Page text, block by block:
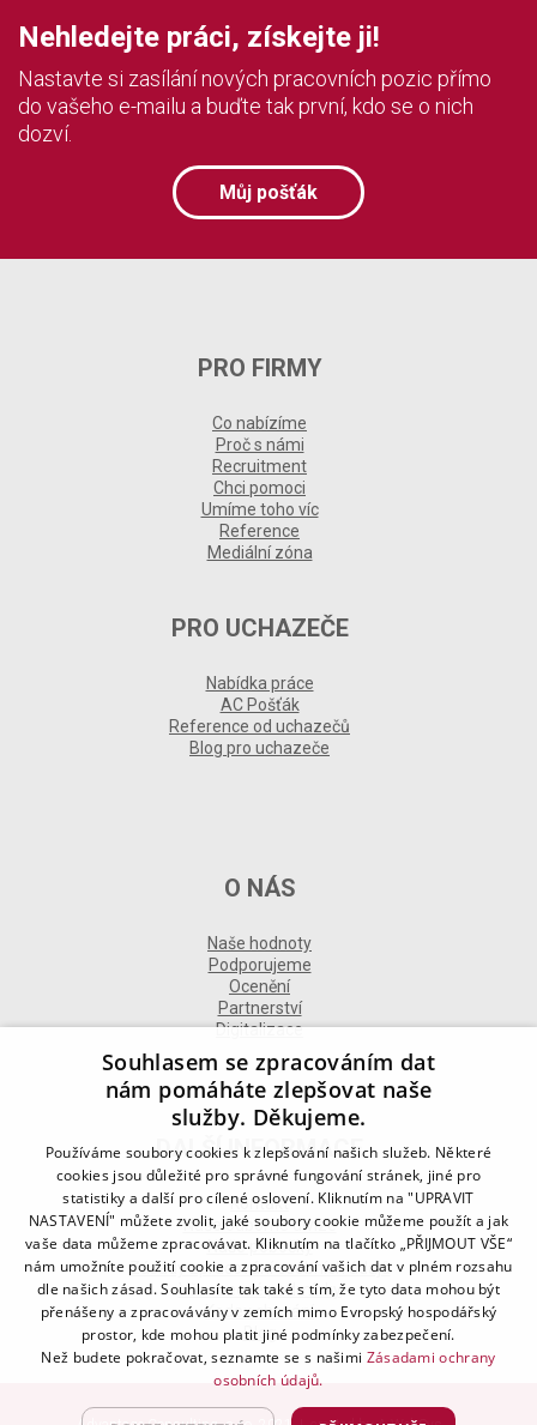
Nehledejte práci, získejte ji!
Nastavte si zasílání nových pracovních pozic přímo
do vašeho e-mailu a buďte tak první, kdo se o nich
dozví.
Můj pošťák
PRO FIRMY
Co nabízíme
Proč s námi
Recruitment
Chci pomoci
Umíme toho víc
Reference
Mediální zóna
PRO UCHAZEČE
Nabídka práce
AC Pošťák
Reference od uchazečů
Blog pro uchazeče
O NÁS
Naše hodnoty
Podporujeme
Ocenění
Partnerství
Digitalizace
DALŠÍ INFORMACE
Kontakt
Naše odborné divize
Naše pobočky
Zásady zpracování osobních údajů
Všeobecné podmínky
Kodex chování
Blog
Souhlasem se zpracováním dat
nám pomáháte zlepšovat naše
služby. Děkujeme.
Používáme soubory cookies k zlepšování našich služeb. Některé
cookies jsou důležité pro správné fungování stránek, jiné pro
statistiky a další pro cílené oslovení. Kliknutím na "UPRAVIT
NASTAVENÍ" můžete zvolit, jaké soubory cookie můžeme použít a jak
vaše data můžeme zpracovávat. Kliknutím na tlačítko „PŘIJMOUT VŠE“
nám umožníte použití cookie a zpracování vašich dat v plném rozsahu
dle našich zásad. Souhlasíte tak také s tím, že tyto data mohou být
přenášeny a zpracovávány v zemích mimo Evropský hospodářský
prostor, kde mohou platit jiné podmínky zabezpečení.
Než budete pokračovat, seznamte se s našimi Zásadami ochrany
osobních údajů.